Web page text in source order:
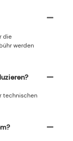
die
werden
technischen